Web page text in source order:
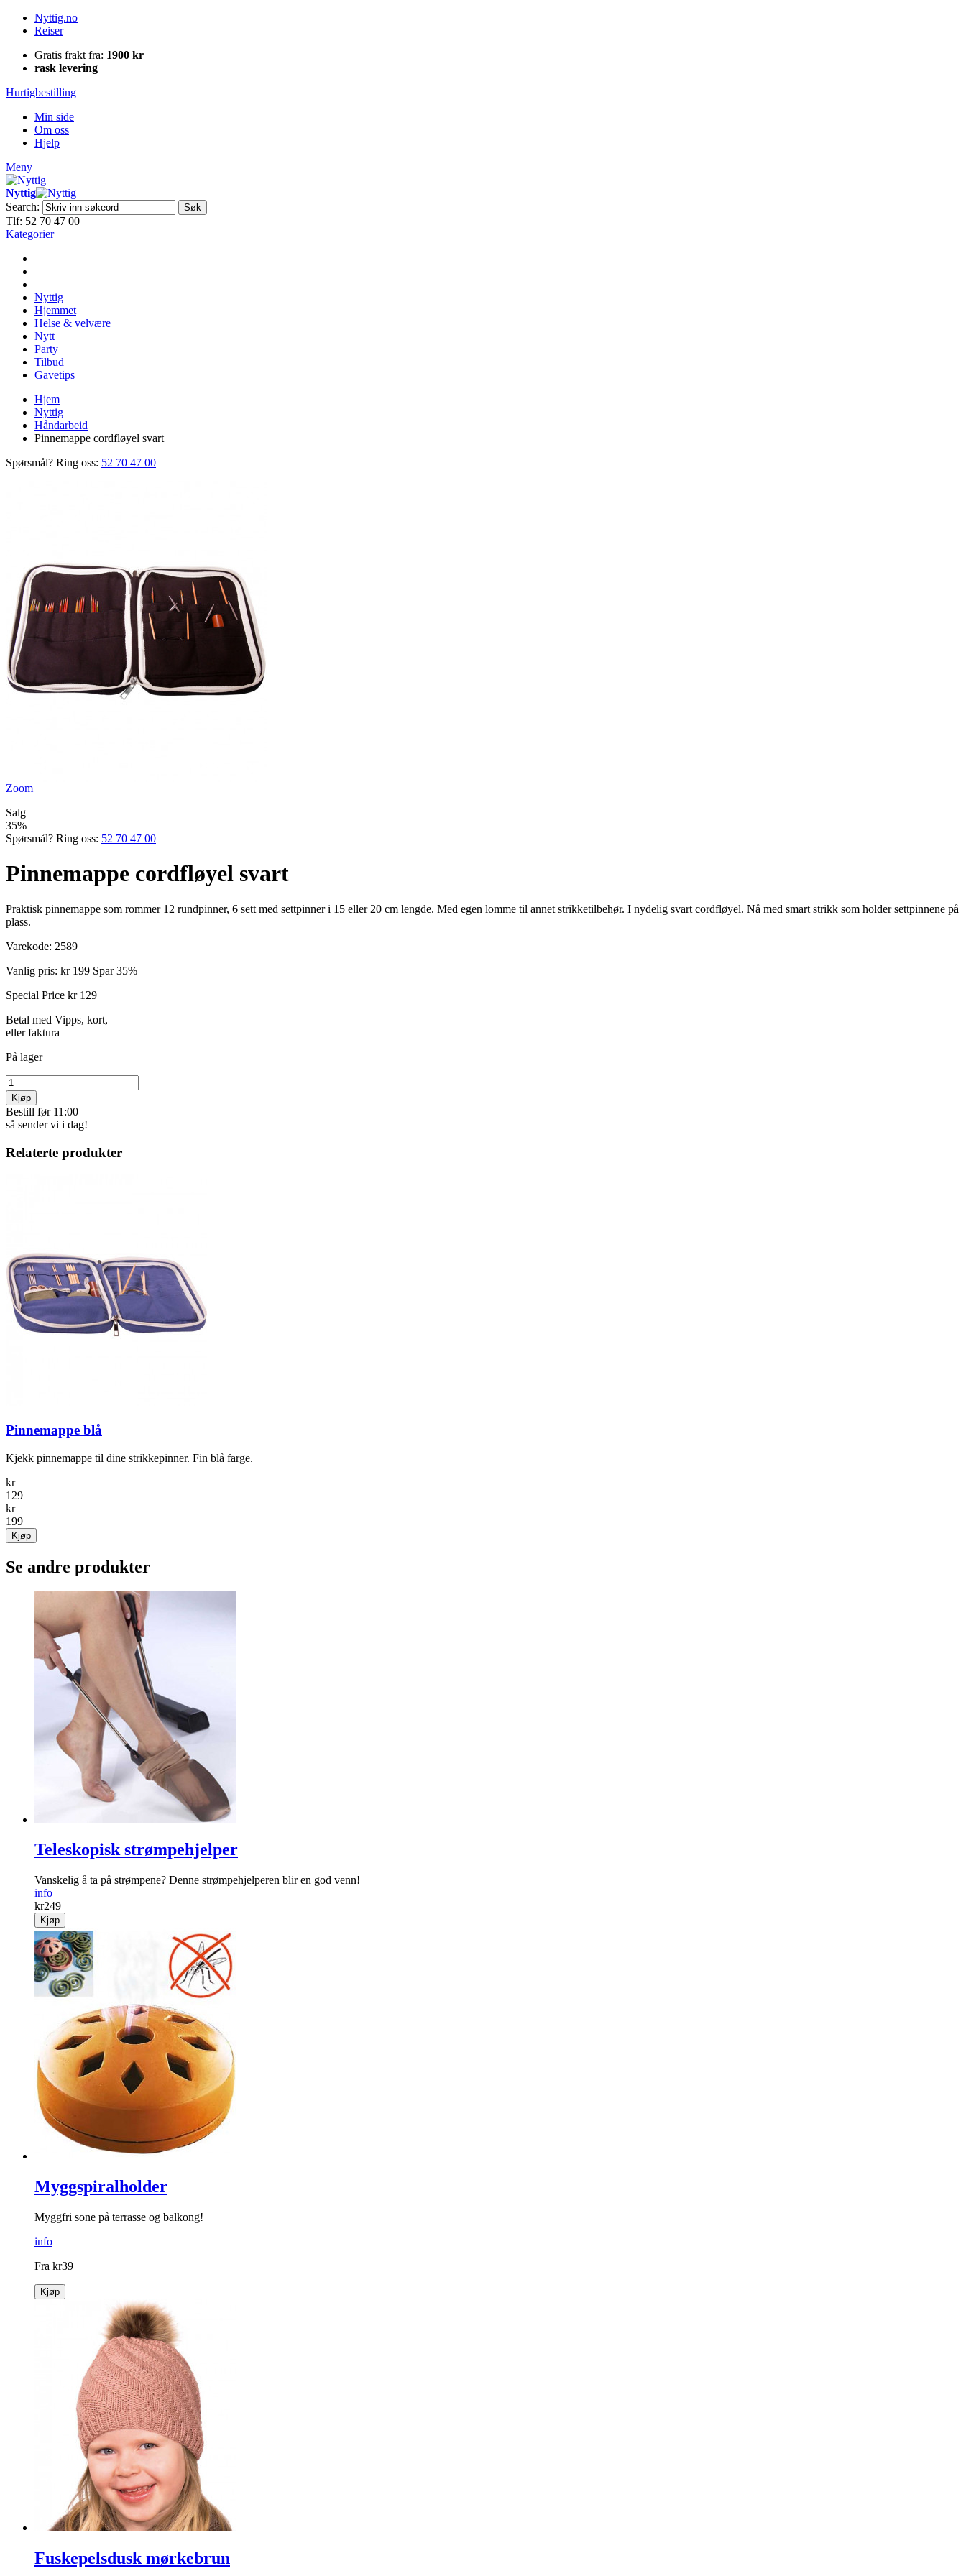
Nyttig.no
Reiser
Gratis frakt fra: 1900 kr
rask levering
Hurtigbestilling
Min side
Om oss
Hjelp
Meny
Nyttig
Search:
Søk
Tlf: 52 70 47 00
Kategorier
Nyttig
Hjemmet
Helse & velvære
Nytt
Party
Tilbud
Gavetips
Hjem
Nyttig
Håndarbeid
Pinnemappe cordfløyel svart
Spørsmål? Ring oss: 52 70 47 00
Zoom
Salg
35%
Spørsmål? Ring oss: 52 70 47 00
Pinnemappe cordfløyel svart
Praktisk pinnemappe som rommer 12 rundpinner, 6 sett med settpinner i 15 eller 20 cm lengde. Med egen lomme til annet strikketilbehør. I nydelig svart cordfløyel. Nå med smart strikk som holder settpinnene på
plass.
Varekode: 2589
Vanlig pris: kr 199 Spar 35%
Special Price kr 129
Betal med Vipps, kort,
eller faktura
På lager
Kjøp
Bestill før 11:00
så sender vi i dag!
Relaterte produkter
Pinnemappe blå
Kjekk pinnemappe til dine strikkepinner. Fin blå farge.
kr
129
kr
199
Kjøp
Se andre produkter
Teleskopisk strømpehjelper
Vanskelig å ta på ­strømpene? Denne strømpehjelperen blir en god venn!
info
kr249
Kjøp
Myggspiralholder
Myggfri sone på terrasse og balkong!
info
Fra kr39
Kjøp
Fuskepelsdusk mørkebrun